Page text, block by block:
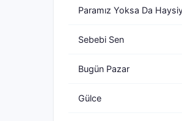
Paramız Yoksa Da
Sebebi Sen
Bugün Pazar
Gülce